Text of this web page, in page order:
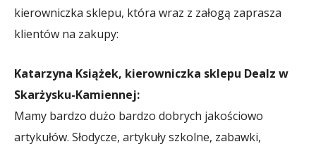
kierowniczka sklepu, która wraz z załogą zaprasza
klientów na zakupy:
Katarzyna Książek, kierowniczka sklepu Dealz w
Skarżysku-Kamiennej:
Mamy bardzo dużo bardzo dobrych jakościowo
artykułów. Słodycze, artykuły szkolne, zabawki,